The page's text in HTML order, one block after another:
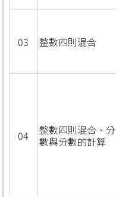
03 整數四則混合
04
整數四則混合、分
數與分數的計算